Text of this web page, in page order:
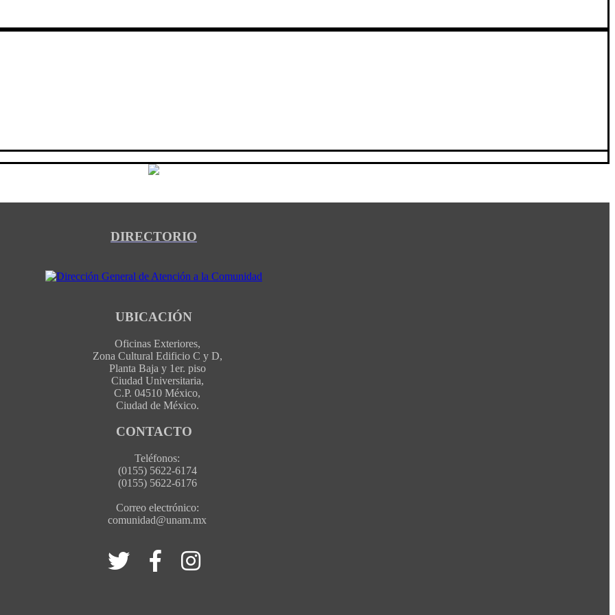
DIRECTORIO
UBICACIÓN
Oficinas Exteriores,
Zona Cultural Edificio C y D,
Planta Baja y 1er. piso
Ciudad Universitaria,
C.P. 04510 México,
Ciudad de México.
CONTACTO
Teléfonos:
(0155) 5622-6174
(0155) 5622-6176
Correo electrónico:
comunidad@unam.mx